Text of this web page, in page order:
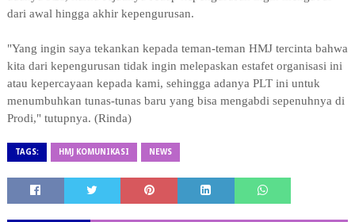
dari awal hingga akhir kepengurusan.
"Yang ingin saya tekankan kepada teman-teman HMJ tercinta bahwa
kita dari kepengurusan tidak ingin melepaskan estafet organisasi ini
atau kepercayaan kepada kami, sehingga adanya PLT ini untuk
menumbuhkan tunas-tunas baru yang bisa mengabdi sepenuhnya di
Prodi," tutupnya. (Rinda)
TAGS: HMJ KOMUNIKASI NEWS